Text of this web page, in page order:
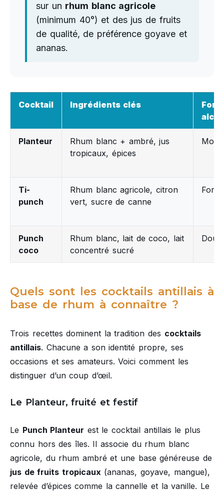
sur un rhum blanc agricole
(minimum 40°) et des jus de fruits
de qualité, de préférence goyave et
ananas.
Cocktail Ingrédients clés
Planteur
Rhum blanc + ambré, jus
tropicaux, épices
Ti-
punch
Rhum blanc agricole, citron
vert, sucre de canne
Forte
Punch
coco
Rhum blanc, lait de coco, lait
concentré sucré
Quels sont les cocktails antillais à
base de rhum à connaître ?
Trois recettes dominent la tradition des cocktails
antillais. Chacune a son identité propre, ses
occasions et ses amateurs. Voici comment les
distinguer d’un coup d’œil.
Le Planteur, fruité et festif
Le Punch Planteur est le cocktail antillais le plus
connu hors des îles. Il associe du rhum blanc
agricole, du rhum ambré et une base généreuse de
jus de fruits tropicaux(ananas, goyave, mangue),
relevée d’épices comme la cannelle et la vanille. Le